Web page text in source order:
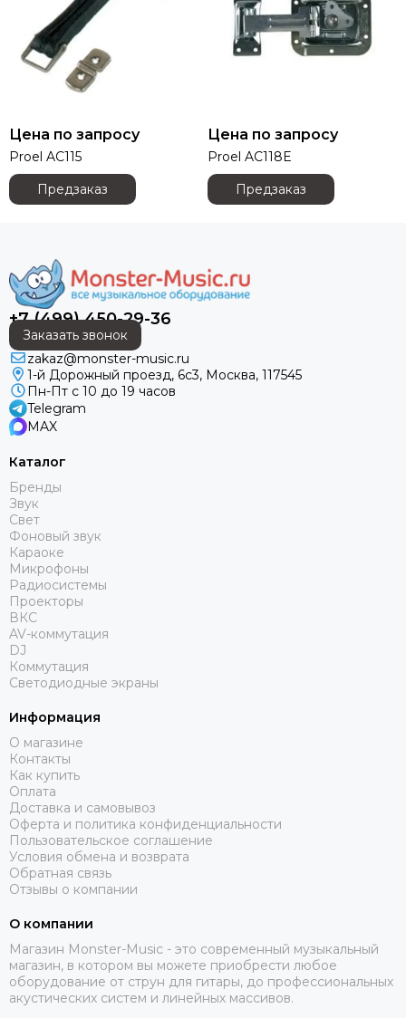
Цена по запросу
Proel AC115
Предзаказ
Цена по запросу
Proel AC118E
Предзаказ
+7 (499) 450-29-36
Заказать звонок
zakaz@monster-music.ru
1-й Дорожный проезд, 6с3, Москва, 117545
Пн-Пт с 10 до 19 часов
Telegram
MAX
Каталог
Бренды
Звук
Свет
Фоновый звук
Караоке
Микрофоны
Радиосистемы
Проекторы
ВКС
AV-коммутация
DJ
Коммутация
Светодиодные экраны
Информация
О магазине
Контакты
Как купить
Оплата
Доставка и самовывоз
Оферта и политика конфиденциальности
Пользовательское соглашение
Условия обмена и возврата
Обратная связь
Отзывы о компании
О компании
Магазин Monster-Music - это современный музыкальный
магазин, в котором вы можете приобрести любое
оборудование от струн для гитары, до профессиональных
акустических систем и линейных массивов.